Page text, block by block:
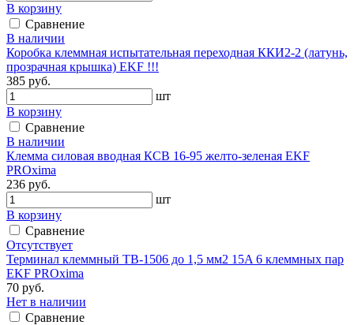
В корзину
Сравнение
В наличии
Коробка клеммная испытательная переходная ККИ2-2 (латунь,
прозрачная крышка) EKF !!!
385 руб.
шт
В корзину
Сравнение
В наличии
Клемма силовая вводная КСВ 16-95 желто-зеленая EKF
PROxima
236 руб.
шт
В корзину
Сравнение
Отсутствует
Терминал клеммный TB-1506 до 1,5 мм2 15A 6 клеммных пар
EKF PROxima
70 руб.
Нет в наличии
Сравнение